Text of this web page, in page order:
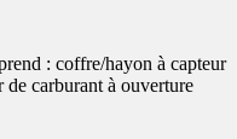
: coffre/hayon à capteur
carburant à ouverture